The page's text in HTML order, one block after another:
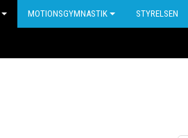
MOTIONSGYMNASTIK STYRELSEN